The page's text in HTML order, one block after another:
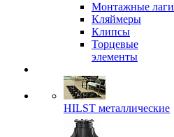
Монтажные лаги
Кляймеры
Клипсы
Торцевые
элементы
HILST металлические